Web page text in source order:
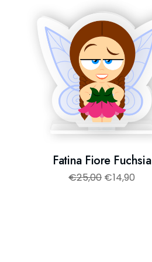
Fatina Fiore Fuchsia
€25,00 €14,90